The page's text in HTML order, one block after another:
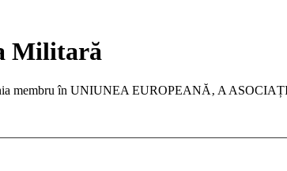
Militară
membru în UNIUNEA EUROPEANĂ‚ A